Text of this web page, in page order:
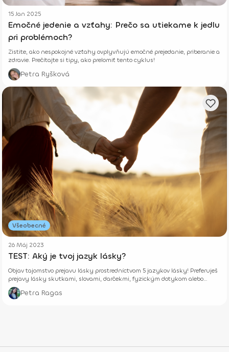
15 Jan 2025
Emočné jedenie a vzťahy: Prečo sa utiekame k jedlu
pri problémoch?
Zistite, ako nespokojné vzťahy ovplyvňujú emočné prejedanie, priberanie a
zdravie. Prečítajte si tipy, ako prelomiť tento cyklus!
Petra Ryšková
Všeobecné
26 Máj 2023
TEST: Aký je tvoj jazyk lásky?
Objav tajomstvo prejavu lásky prostredníctvom 5 jazykov lásky! Preferuješ
prejavy lásky skutkami, slovami, darčekmi, fyzickým dotykom alebo
pozornosťou? V tomto článku sa to dozvieš!
Petra Ragas